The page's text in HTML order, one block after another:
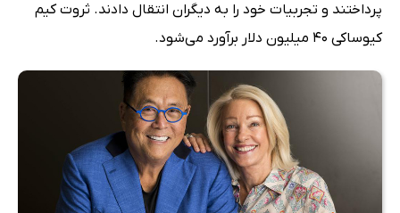
پرداختند و تجربیات خود را به دیگران انتقال دادند. ثروت کیم
کیوساکی 40 میلیون دلار برآورد می‌شود.